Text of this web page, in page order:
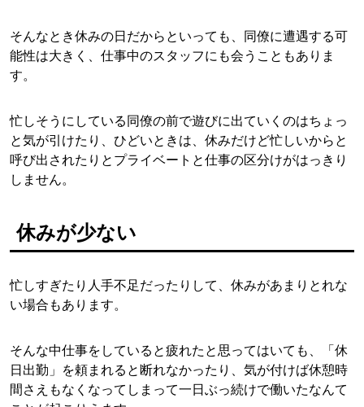
そんなとき休みの日だからといっても、同僚に遭遇する可
能性は大きく、仕事中のスタッフにも会うこともありま
す。
忙しそうにしている同僚の前で遊びに出ていくのはちょっ
と気が引けたり、ひどいときは、休みだけど忙しいからと
呼び出されたりとプライベートと仕事の区分けがはっきり
しません。
休みが少ない
忙しすぎたり人手不足だったりして、休みがあまりとれな
い場合もあります。
そんな中仕事をしていると疲れたと思ってはいても、「休
日出勤」を頼まれると断れなかったり、気が付けば休憩時
間さえもなくなってしまって一日ぶっ続けで働いたなんて